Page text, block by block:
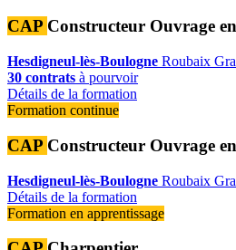
CAP Constructeur Ouvrage
Hesdigneul-lès-Boulogne Roubaix
30 contrats à pourvoir
Détails de la formation
Formation continue
CAP Constructeur Ouvrage
Hesdigneul-lès-Boulogne Roubaix
Détails de la formation
Formation en apprentissage